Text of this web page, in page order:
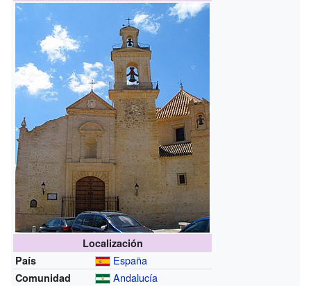
Localización
País
España
Comunidad Andalucía